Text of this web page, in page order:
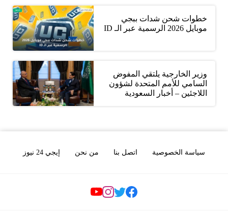
خطوات شحن شدات ببجي
موبايل 2026 الرسمية عبر الـ ID
وزير الخارجية يلتقي المفوض
السامي للأمم المتحدة لشؤون
اللاجئين – أخبار السعودية
سياسة الخصوصية اتصل بنا من نحن إيجي 24 نيوز
Social Links